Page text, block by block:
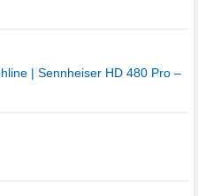
| Sennheiser HD 480 Pro –